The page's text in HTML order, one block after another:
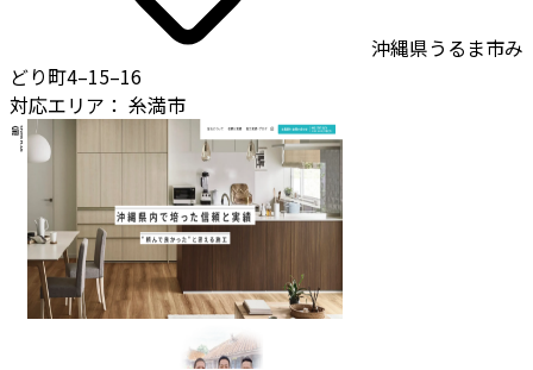
沖縄県うるま市み
どり町4–15–16
対応エリア： 糸満市